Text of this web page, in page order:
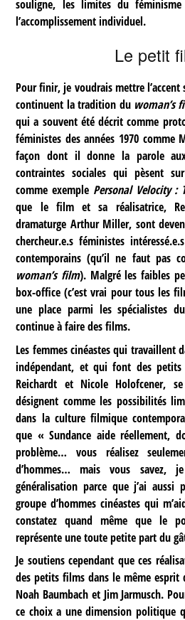
souligne, les limites du
l’accomplissement individuel.
Le petit
Pour finir, je voudrais mettre
continuent la tradition du woman’s
qui a souvent été décrit comme
féministes des années 1970 comme
façon dont il donne la parole
contraintes sociales qui pèsent
comme exemple Personal Velocity :
que le film et sa réalisatrice,
dramaturge Arthur Miller, sont
chercheur.e.s féministes
contemporains (qu’il ne faut pas
woman’s film). Malgré les faibles
box-office (c’est vrai pour tous les
une place parmi les spécialistes
continue à faire des films.
Les femmes cinéastes qui travaillent
indépendant, et qui font des
Reichardt et Nicole Holofcener,
désignent comme les possibilités
dans la culture filmique
que « Sundance aide réellement,
problème… vous réalisez
d’hommes… mais vous
généralisation parce que j’ai aussi
groupe d’hommes cinéastes qui
constatez quand même que le
représente une toute petite part du
Je soutiens cependant que ces
des petits films dans le même esprit
Noah Baumbach et Jim Jarmusch.
ce choix a une dimension politique